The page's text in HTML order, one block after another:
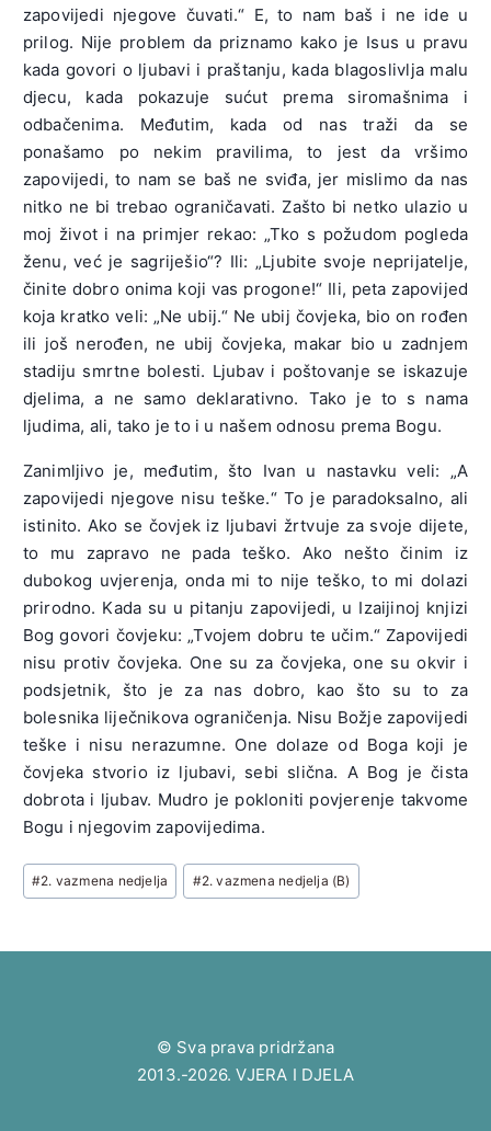
zapovijedi njegove čuvati.“ E, to nam baš i ne ide u
prilog. Nije problem da priznamo kako je Isus u pravu
kada govori o ljubavi i praštanju, kada blagoslivlja malu
djecu, kada pokazuje sućut prema siromašnima i
odbačenima. Međutim, kada od nas traži da se
ponašamo po nekim pravilima, to jest da vršimo
zapovijedi, to nam se baš ne sviđa, jer mislimo da nas
nitko ne bi trebao ograničavati. Zašto bi netko ulazio u
moj život i na primjer rekao: „Tko s požudom pogleda
ženu, već je sagriješio“? Ili: „Ljubite svoje neprijatelje,
činite dobro onima koji vas progone!“ Ili, peta zapovijed
koja kratko veli: „Ne ubij.“ Ne ubij čovjeka, bio on rođen
ili još nerođen, ne ubij čovjeka, makar bio u zadnjem
stadiju smrtne bolesti. Ljubav i poštovanje se iskazuje
djelima, a ne samo deklarativno. Tako je to s nama
ljudima, ali, tako je to i u našem odnosu prema Bogu.
Zanimljivo je, međutim, što Ivan u nastavku veli: „A
zapovijedi njegove nisu teške.“ To je paradoksalno, ali
istinito. Ako se čovjek iz ljubavi žrtvuje za svoje dijete,
to mu zapravo ne pada teško. Ako nešto činim iz
dubokog uvjerenja, onda mi to nije teško, to mi dolazi
prirodno. Kada su u pitanju zapovijedi, u Izaijinoj knjizi
Bog govori čovjeku: „Tvojem dobru te učim.“ Zapovijedi
nisu protiv čovjeka. One su za čovjeka, one su okvir i
podsjetnik, što je za nas dobro, kao što su to za
bolesnika liječnikova ograničenja. Nisu Božje zapovijedi
teške i nisu nerazumne. One dolaze od Boga koji je
čovjeka stvorio iz ljubavi, sebi slična. A Bog je čista
dobrota i ljubav. Mudro je pokloniti povjerenje takvome
Bogu i njegovim zapovijedima.
Post
Tags:
#2. vazmena nedjelja #2. vazmena nedjelja (B)
© Sva prava pridržana
2013.-2026. VJERA I DJELA